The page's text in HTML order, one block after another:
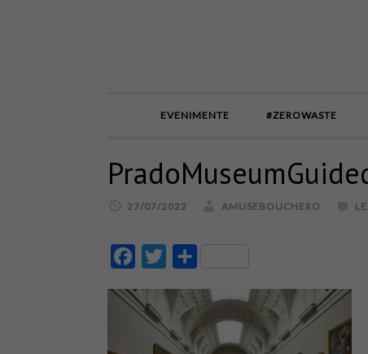
EVENIMENTE #ZEROWASTE
27/07/2022 AMUSEBOUCHERO
FacebookTwitter